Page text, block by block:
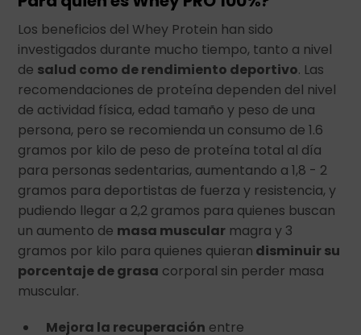
Los beneficios del Whey Protein han sido
investigados durante mucho tiempo, tanto a nivel
de salud como de rendimiento deportivo. Las
recomendaciones de proteína dependen del nivel
de actividad física, edad tamaño y peso de una
persona, pero se recomienda un consumo de 1.6
gramos por kilo de peso de proteína total al día
para personas sedentarias, aumentando a 1,8 - 2
gramos para deportistas de fuerza y resistencia, y
pudiendo llegar a 2,2 gramos para quienes buscan
un aumento de masa muscular magra y 3
gramos por kilo para quienes quieran disminuir su
porcentaje de grasa corporal sin perder masa
muscular.
Mejora la recuperación entre